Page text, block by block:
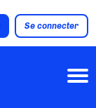
Se connecter